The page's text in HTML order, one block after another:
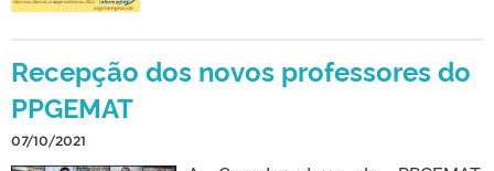
Recepção dos novos professores do
PPGEMAT
07/10/2021